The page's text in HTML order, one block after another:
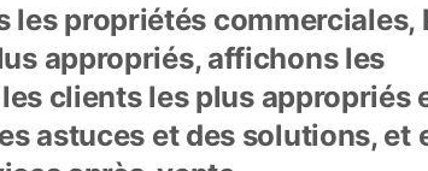
les propriétés commerciales,
appropriés, affichons les
clients les plus appropriés
astuces et des solutions, et